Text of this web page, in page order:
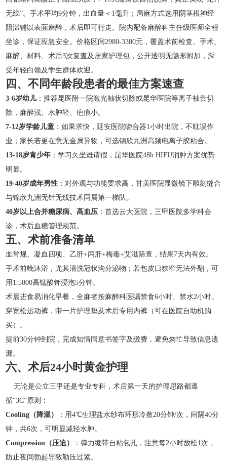
无线”。手术平均9分钟，出血量＜1毫升；局麻方式选用阴茎根神经
阻滞辅以表面麻醉，术后即可行走。院内配备麻醉科主任级医师全程
坐诊，保证应急安全。价格区间2980-3380元，覆盖术前检查、手术、
麻醉、材料、术后3次复查及居家护理包，公开透明无隐形附加，深
受年轻白领及学生群体欢迎。
四、不同年龄段患者的最佳方案速查
3-6岁幼儿：推荐昆医附一院激光袖状切除或昆华医院等离子袖套切
除，麻醉浅、水肿轻、疤痕小。
7-12岁学龄儿童 ：如果求快，延安医院吻合器1小时出院，不耽误作
业；家长若更在意无金属异物，可选锦欣九洲高频电离子胶粘合。
13-18岁青少年 ：学习久坐难请假，昆华医院48h HIFU消肿方案优势
明显。
19-40岁成年男性 ：对外观与功能要求高，甘美医院显微镜下雕刻缝合
与锦欣九洲无针无线技术同属第一梯队。
40岁以上合并糖尿病、高血压 ：首选云大医院，三甲医院多学科会
诊，术后血糖管理规范。
五、术前准备清单
血常规、凝血四项、乙肝+丙肝+梅毒+艾滋筛查，结果7天内有效。
手术前晚沐浴，尤其清洗冠状沟分泌物；若包皮口狭窄无法外翻，可
用1:5000高锰酸钾浸泡5分钟。
术晨进食易消化早餐，全麻者按麻醉科医嘱禁食6小时、禁水2小时。
穿宽松运动裤，带一片护理垫及术后专用内裤（可在医院自助机购
买）。
提前30分钟到院，完成知情同意书签字及缴费，避免匆忙导致信息遗
漏。
六、术后24小时黄金护理
无论是公立三甲还是专业专科，术后第一天的护理思路都遵
循“3C”原则：
Cooling（降温）
：用4℃生理盐水纱布环形冷敷20分钟/次，间隔40分
钟，共6次，可明显减轻水肿。
Compression（压迫）
：弹力绷带自粘包扎，注意每2小时放松1次，
防止夜间勃起导致勒压过紧。